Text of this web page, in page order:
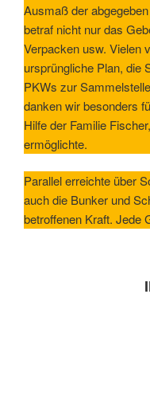
Ausmaß der
betraf nicht nur das
Verpacken usw. Vielen
ursprüngliche Plan, die
PKWs zur
danken wir besonders
Hilfe der Familie
ermöglichte.
Parallel erreichte über
auch die Bunker und
betroffenen Kraft. Jede